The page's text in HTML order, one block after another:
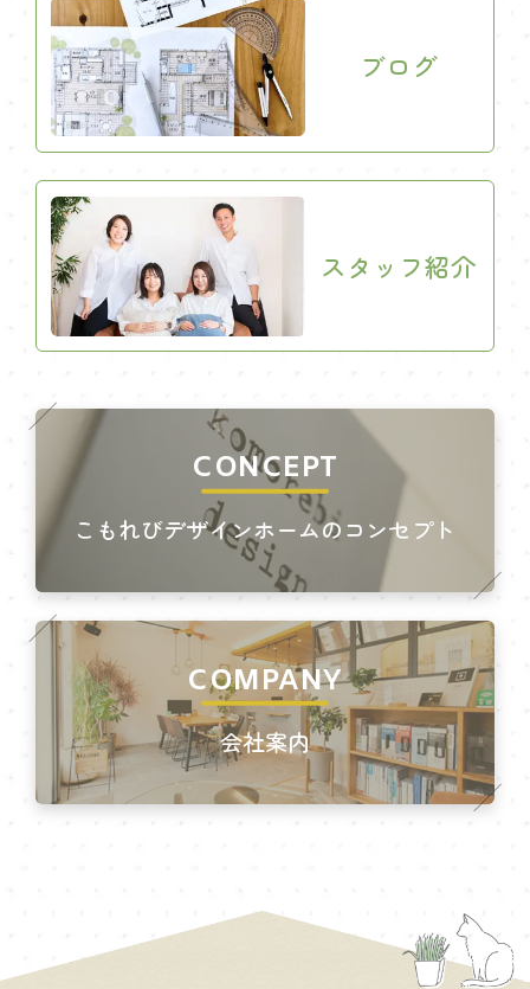
ブログ
スタッフ紹介
CONCEPT
こもれびデザインホームのコンセプト
COMPANY
会社案内